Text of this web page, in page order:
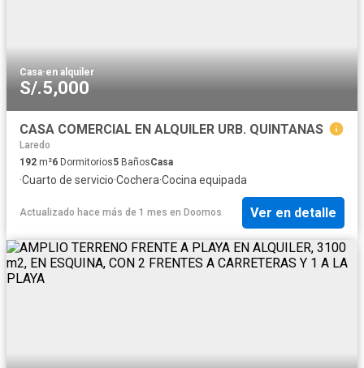
Casa·en alquiler
S/.5,000
CASA COMERCIAL EN ALQUILER URB. QUINTANAS
Laredo
192 m²6 Dormitorios5 BañosCasa
·Cuarto de servicio·Cochera·Cocina equipada
Actualizado hace más de 1 mes en Doomos Ver en detalle